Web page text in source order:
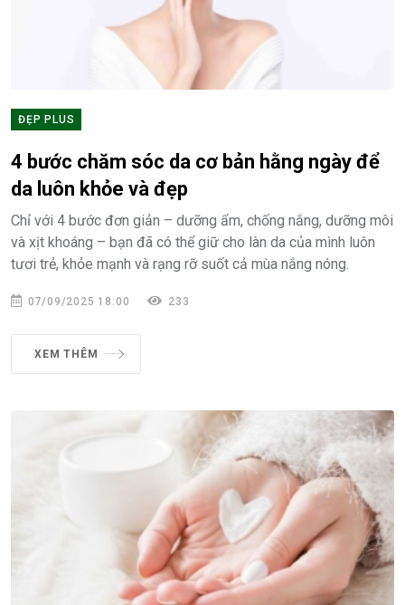
ĐẸP PLUS
4 bước chăm sóc da cơ bản hằng ngày để
da luôn khỏe và đẹp
Chỉ với 4 bước đơn giản – dưỡng ẩm, chống nắng, dưỡng môi
và xịt khoáng – bạn đã có thể giữ cho làn da của mình luôn
tươi trẻ, khỏe mạnh và rạng rỡ suốt cả mùa nắng nóng.
07/09/2025 18:00 233
XEM THÊM